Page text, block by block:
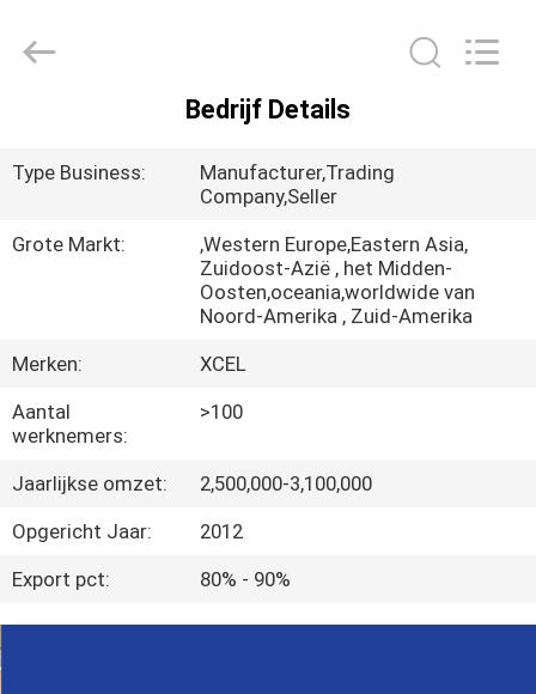
FABRIEKSREIS
KWALITEITSCONTROLE
CONTACTEER
ONS
VERZOEK
Ltd..
Bedrijf Details
Type Business:
Manufacturer,Trading
Company,Seller
Grote Markt:
,Western Europe,Eastern Asia,
Zuidoost-Azië , het Midden-
Oosten,oceania,worldwide van
Noord-Amerika , Zuid-Amerika
Merken:
XCEL
Aantal
werknemers:
>100
Jaarlijkse omzet:
2,500,000-3,100,000
Opgericht Jaar:
2012
Export pct:
80% - 90%